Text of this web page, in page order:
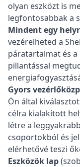
olyan eszközt is
legfontosabbak a
Mindent egy
vezérelheted a
páratartalmat és
pillantással
Gyors
Ön által
célra kialakított
létre a
csoportokból és
elérhetővé teszi
Eszközök lap